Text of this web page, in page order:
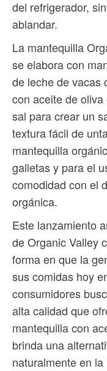
del refrigerador,
ablandar.
La mantequilla
se elabora con
de leche de vacas
con aceite de
sal para crear un
textura fácil de
mantequilla
galletas y para el
comodidad con el
orgánica.
Este lanzamiento
de Organic Valley
forma en que la
sus comidas hoy
consumidores
alta calidad que
mantequilla con
brinda una
naturalmente en